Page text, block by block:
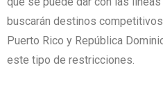
buscarán destinos
Puerto Rico y República
este tipo de restricciones.